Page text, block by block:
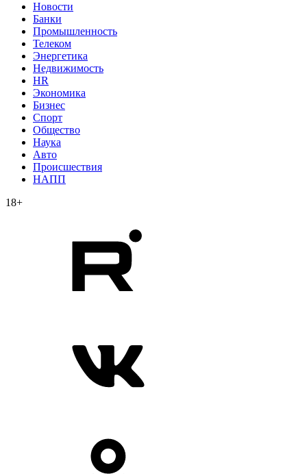
Новости
Банки
Промышленность
Телеком
Энергетика
Недвижимость
HR
Экономика
Бизнес
Спорт
Общество
Наука
Авто
Происшествия
НАПП
18+